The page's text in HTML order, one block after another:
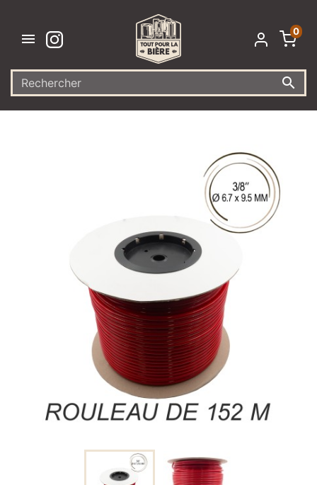


0